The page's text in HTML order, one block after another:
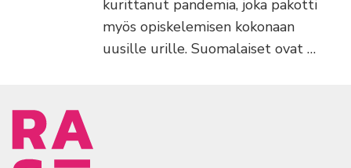
kurittanut pandemia, joka pakotti
myös opiskelemisen kokonaan
uusille urille. Suomalaiset ovat …